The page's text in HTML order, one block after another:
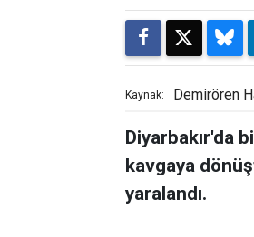
Kaynak: Demirören
Diyarbakır'da
kavgaya
yaralandı.